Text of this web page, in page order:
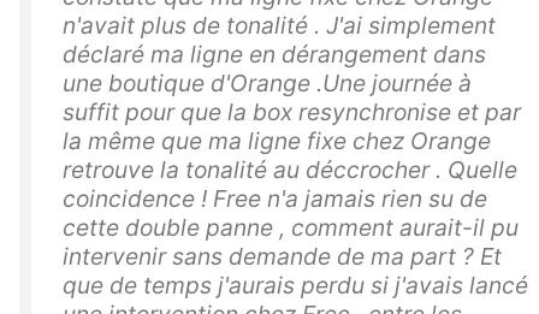
n'avait plus de tonalité . J'ai simplement
déclaré ma ligne en dérangement dans
une boutique d'Orange .Une journée à
suffit pour que la box resynchronise et par
la même que ma ligne fixe chez Orange
retrouve la tonalité au déccrocher . Quelle
coincidence ! Free n'a jamais rien su de
cette double panne , comment aurait-il pu
intervenir sans demande de ma part ? Et
que de temps j'aurais perdu si j'avais lancé